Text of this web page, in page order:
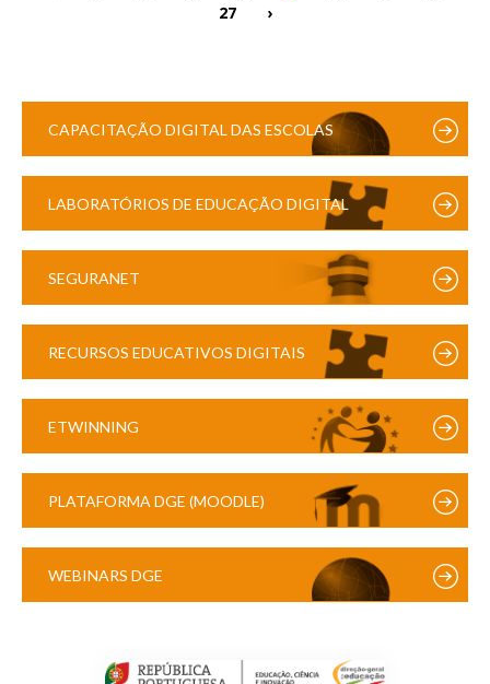
27
›
CAPACITAÇÃO DIGITAL DAS ESCOLAS
LABORATÓRIOS DE EDUCAÇÃO DIGITAL
SEGURANET
RECURSOS EDUCATIVOS DIGITAIS
ETWINNING
PLATAFORMA DGE (MOODLE)
WEBINARS DGE